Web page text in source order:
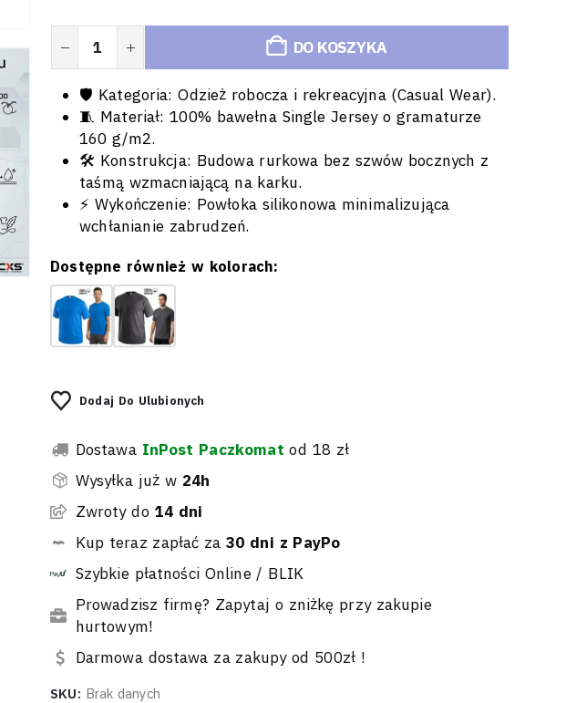
DO KOSZYKA
🛡️ Kategoria: Odzież robocza i rekreacyjna (Casual Wear).
🧵 Materiał: 100% bawełna Single Jersey o gramaturze
160 g/m2.
🛠️ Konstrukcja: Budowa rurkowa bez szwów bocznych z
taśmą wzmacniającą na karku.
⚡ Wykończenie: Powłoka silikonowa minimalizująca
wchłanianie zabrudzeń.
Dostępne również w kolorach:
Dodaj Do Ulubionych
Dostawa InPost Paczkomat od 18 zł
Wysyłka już w 24h
Zwroty do 14 dni
Kup teraz zapłać za30 dni z PayPo
Szybkie płatności Online / BLIK
Prowadzisz firmę? Zapytaj o zniżkę przy zakupie
hurtowym!
Darmowa dostawa za zakupy od 500zł !
SKU: Brak danych